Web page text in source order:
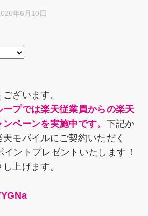
年6月10日
ざいます。
プでは楽天従業員からの楽天
ペーンを実施中です。 下記か
モバイルにご契約いただく
ントプレゼントいたします！
上げます。